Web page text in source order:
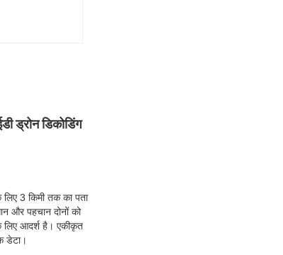
ड्रोन डिकोडिंग
3 किमी तक का पता
और पहचान दोनों को
लिए आदर्श है। एकीकृत
डेटा।